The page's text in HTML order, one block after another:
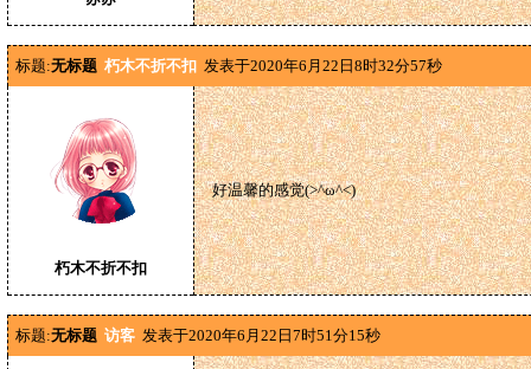
标题:无标题 朽木不折不扣 发表于2020年6月22日8时32分57秒
朽木不折不扣
好温馨的感觉(>^ω^<)
标题:无标题 访客 发表于2020年6月22日7时51分15秒